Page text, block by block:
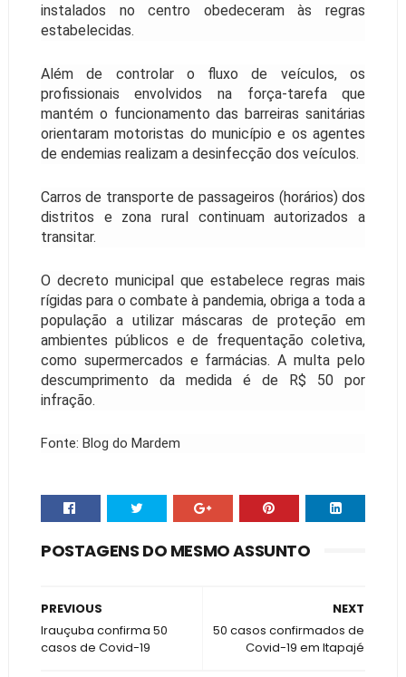
instalados no centro obedeceram às regras
estabelecidas.
Além de controlar o fluxo de veículos, os
profissionais envolvidos na força-tarefa que
mantém o funcionamento das barreiras sanitárias
orientaram motoristas do município e os agentes
de endemias realizam a desinfecção dos veículos.
Carros de transporte de passageiros (horários) dos
distritos e zona rural continuam autorizados a
transitar.
O decreto municipal que estabelece regras mais
rígidas para o combate à pandemia, obriga a toda a
população a utilizar máscaras de proteção em
ambientes públicos e de frequentação coletiva,
como supermercados e farmácias. A multa pelo
descumprimento da medida é de R$ 50 por
infração.
Fonte: Blog do Mardem
POSTAGENS DO MESMO ASSUNTO
NEXT
50 casos confirmados de
Covid-19 em Itapajé
PREVIOUS
Irauçuba confirma 50
casos de Covid-19